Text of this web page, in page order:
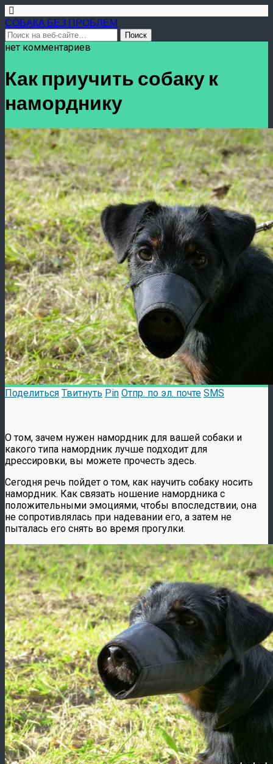
СОБАКА БЕЗ ПРОБЛЕМ
нет комментариев
Как приучить собаку к
наморднику
Поделиться Твитнуть Pin Отпр. по эл. почте SMS
О том, зачем нужен намордник для вашей собаки и
какого типа намордник лучше подходит для
дрессировки, вы можете прочесть здесь.
Сегодня речь пойдет о том, как научить собаку носить
намордник. Как связать ношение намордника с
положительными эмоциями, чтобы впоследствии, она
не сопротивлялась при надевании его, а затем не
пыталась его снять во время прогулки.